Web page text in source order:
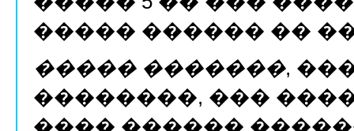
����� ������ ��
����� �������,
��������, ���
���� ������